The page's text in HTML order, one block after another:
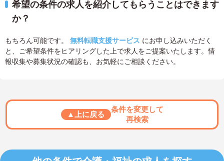
希望の条件の求人を紹介してもらうことはできます
か？
もちろん可能です。 無料転職支援サービス にお申し込みいただく
と、ご希望条件をヒアリングした上で求人をご提案いたします。情
報収集や募集状況の確認も、お気軽にご相談ください。
▲上に戻る
条件を変更して
再検索